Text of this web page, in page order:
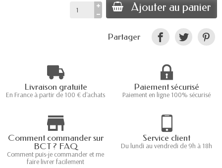
Ajouter au panier
Partager
Livraison gratuite
En France à partir de 100 € d'achats
Paiement sécurisé
Paiement en ligne 100% sécurisé
Comment commander sur
BCT ? FAQ
Comment puis-je commander et me
faire livrer facilement
Service client
Du lundi au vendredi de 9h à 18h